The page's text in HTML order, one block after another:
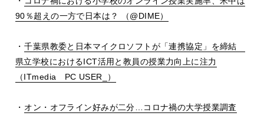
90％超えの一方で日本は？ （@DIME）
・千葉県教委と日本マイクロソフトが「連携協定」を締結
県立学校におけるICT活用と教員の授業力向上に注力
（ITmedia PC USER_ ）
・ オン・オフライン好みが二分…コロナ禍の大学授業調査